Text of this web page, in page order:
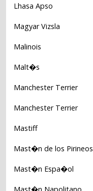
Lhasa Apso
Magyar Vizsla
Malinois
Malt�s
Manchester Terrier
Manchester Terrier
Mastiff
Mast�n de los Pirineos
Mast�n Espa�ol